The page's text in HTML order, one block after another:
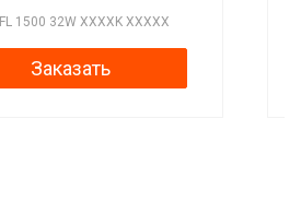
FL 1500 32W XXXXK XXXXX
Заказать